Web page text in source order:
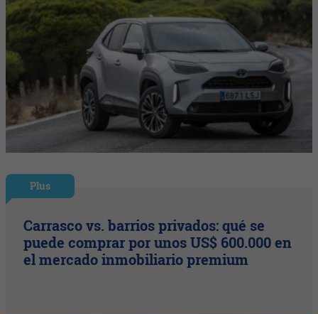
Plus
Carrasco vs. barrios privados: qué se
puede comprar por unos US$ 600.000 en
el mercado inmobiliario premium